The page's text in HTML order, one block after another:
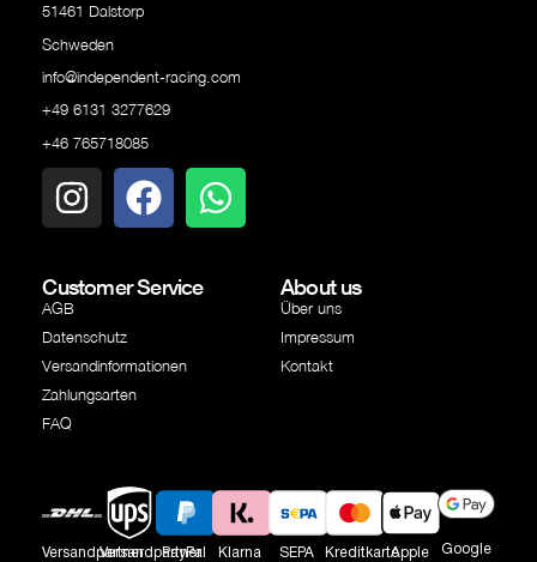
51461 Dalstorp
Schweden
info@independent-racing.com
+49 6131 3277629
+46 765718085
Customer Service
AGB
Datenschutz
Versandinformationen
Zahlungsarten
FAQ
About us
Über uns
Impressum
Kontakt
VersandpartnerVersandpartner
PayPal Klarna
SEPA
KreditkarteApple
Google